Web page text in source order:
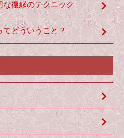
な復縁のテクニック
てどういうこと？